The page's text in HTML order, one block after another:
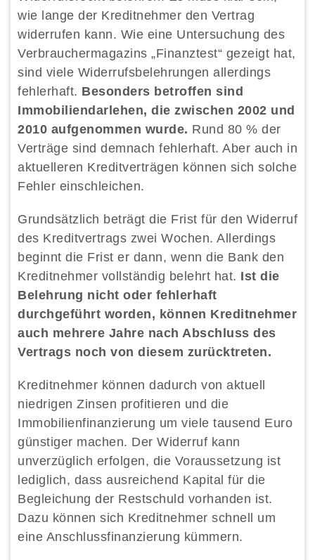
wie lange der Kreditnehmer den Vertrag
widerrufen kann. Wie eine Untersuchung des
Verbrauchermagazins „Finanztest“ gezeigt hat,
sind viele Widerrufsbelehrungen allerdings
fehlerhaft. Besonders betroffen sind
Immobiliendarlehen, die zwischen 2002 und
2010 aufgenommen wurde. Rund 80 % der
Verträge sind demnach fehlerhaft. Aber auch in
aktuelleren Kreditverträgen können sich solche
Fehler einschleichen.
Grundsätzlich beträgt die Frist für den Widerruf
des Kreditvertrags zwei Wochen. Allerdings
beginnt die Frist er dann, wenn die Bank den
Kreditnehmer vollständig belehrt hat. Ist die
Belehrung nicht oder fehlerhaft
durchgeführt worden, können Kreditnehmer
auch mehrere Jahre nach Abschluss des
Vertrags noch von diesem zurücktreten.
Kreditnehmer können dadurch von aktuell
niedrigen Zinsen profitieren und die
Immobilienfinanzierung um viele tausend Euro
günstiger machen. Der Widerruf kann
unverzüglich erfolgen, die Voraussetzung ist
lediglich, dass ausreichend Kapital für die
Begleichung der Restschuld vorhanden ist.
Dazu können sich Kreditnehmer schnell um
eine Anschlussfinanzierung kümmern.